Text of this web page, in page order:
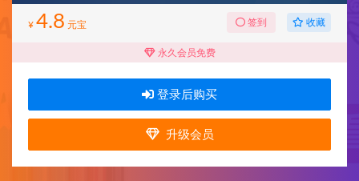
¥ 4.8 元宝 签到 收藏
永久会员免费
登录后购买
升级会员